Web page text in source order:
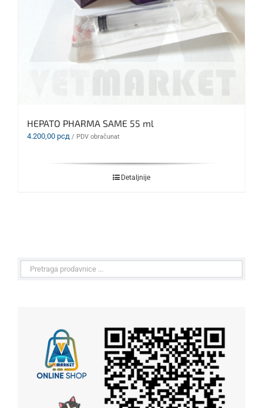
HEPATO PHARMA SAME 55 ml
4.200,00 рсд / PDV obračunat
Detaljnije